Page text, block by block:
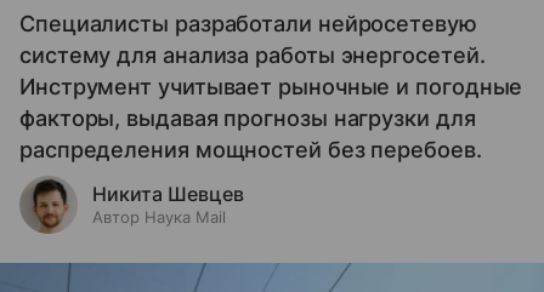
Специалисты разработали нейросетевую
систему для анализа работы энергосетей.
Инструмент учитывает рыночные и погодные
факторы, выдавая прогнозы нагрузки для
распределения мощностей без перебоев.
Никита Шевцев
Автор Наука Mail